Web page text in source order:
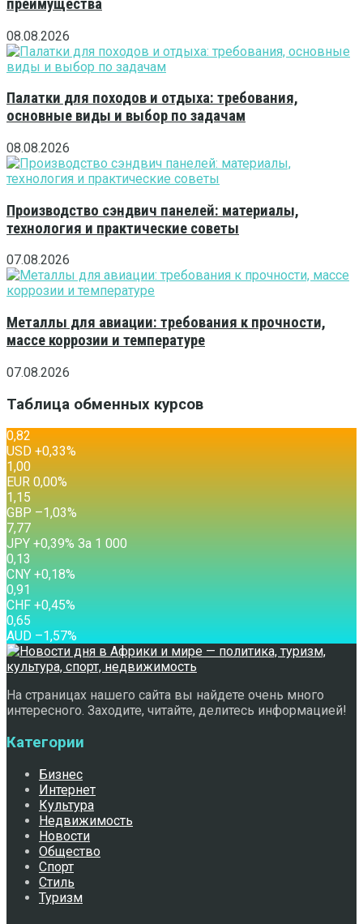
преимущества
08.08.2026
Палатки для походов и отдыха: требования,
основные виды и выбор по задачам
08.08.2026
Производство сэндвич панелей: материалы,
технология и практические советы
07.08.2026
Металлы для авиации: требования к прочности,
массе коррозии и температуре
07.08.2026
Таблица обменных курсов
0,82
USD +0,33%
1,00
EUR 0,00%
1,15
GBP –1,03%
7,77
JPY +0,39% За 1 000
0,13
CNY +0,18%
0,91
CHF +0,45%
0,65
AUD –1,57%
На страницах нашего сайта вы найдете очень много
интересного. Заходите, читайте, делитесь информацией!
Категории
Бизнес
Интернет
Культура
Недвижимость
Новости
Общество
Спорт
Стиль
Туризм